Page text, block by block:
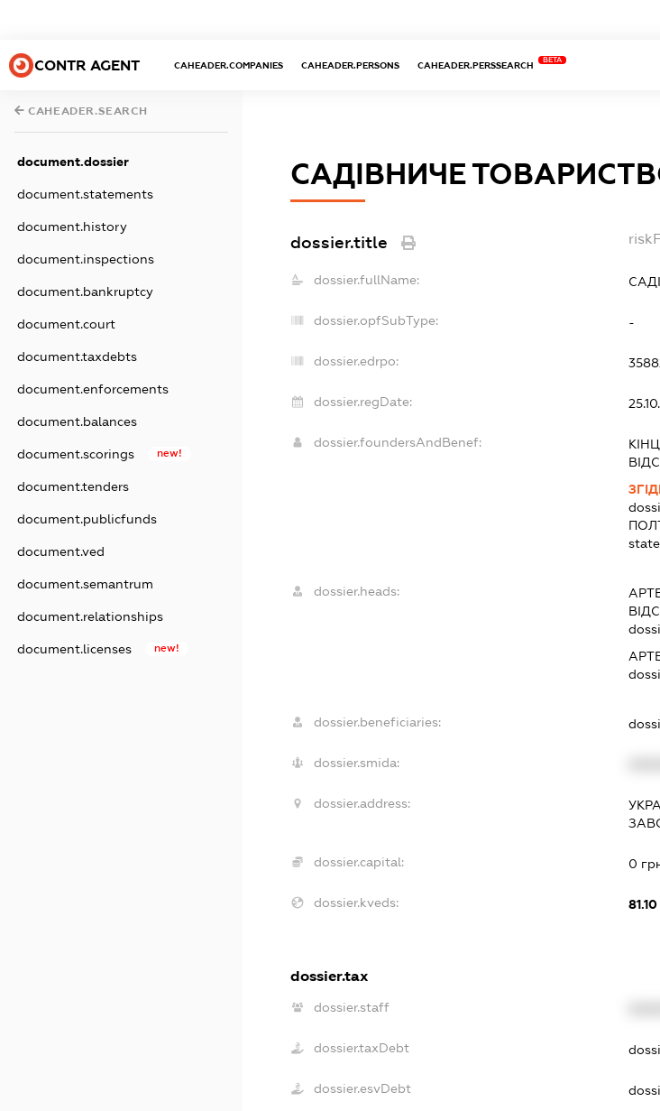
CONTR AGENT CAHEADER.COMPANIES CAHEADER.PERSONS CAHEADER.PERSSEARCH
BETA
CAHEADER.SEARCH
document.dossier
document.statements
document.history
document.inspections
document.bankruptcy
document.court
document.taxdebts
document.enforcements
document.balances
document.scorings new!
document.tenders
document.publicfunds
document.ved
document.semantrum
document.relationships
document.licenses new!
САДІВНИЧЕ
dossier.title
dossier.fullName:
dossier.opfSubType: -
dossier.edrpo:
dossier.regDate:
dossier.foundersAndBenef:
dossier.heads:
dossier.beneficiaries:
dossier.smida:
dossier.address:
dossier.capital: 0
dossier.kveds: 81.10
dossier.tax
dossier.staff
dossier.taxDebt
dossier.esvDebt